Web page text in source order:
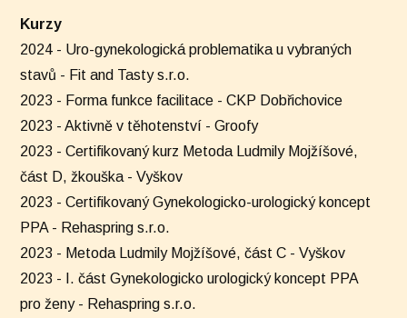
Kurzy
2024 - Uro-gynekologická problematika u vybraných
stavů - Fit and Tasty s.r.o.
2023 - Forma funkce facilitace - CKP Dobřichovice
2023 - Aktivně v těhotenství - Groofy
2023 - Certifikovaný kurz Metoda Ludmily Mojžíšové,
část D, žkouška - Vyškov
2023 - Certifikovaný Gynekologicko-urologický koncept
PPA - Rehaspring s.r.o.
2023 - Metoda Ludmily Mojžíšové, část C - Vyškov
2023 - I. část Gynekologicko urologický koncept PPA
pro ženy - Rehaspring s.r.o.